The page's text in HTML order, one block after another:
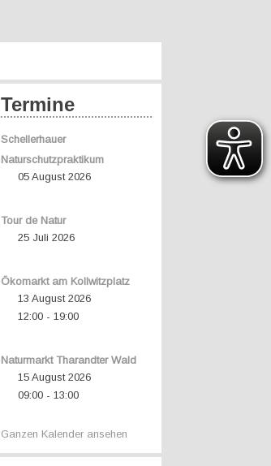
Termine
Schellerhauer
Naturschutzpraktikum
05 August 2026
Tour de Natur
25 Juli 2026
Ökomarkt am Kollwitzplatz
13 August 2026
12:00 -19:00
Naturmarkt Tharandter Wald
15 August 2026
09:00 -13:00
Ganzen Kalender ansehen